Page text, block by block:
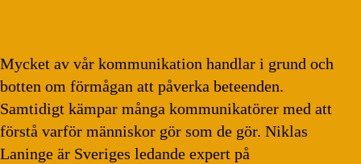
Mycket av vår kommunikation handlar i grund och
botten om förmågan att påverka beteenden.
Samtidigt kämpar många kommunikatörer med att
förstå varför människor gör som de gör. Niklas
Laninge är Sveriges ledande expert på